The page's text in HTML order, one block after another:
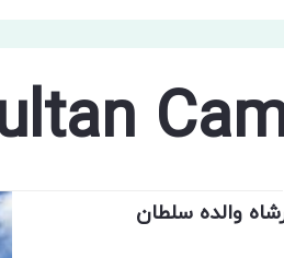
والده سلطان